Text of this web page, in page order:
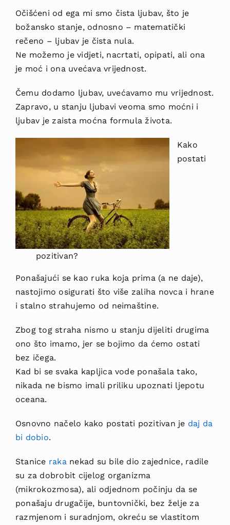
Očišćeni od ega mi smo čista ljubav, što je
božansko stanje, odnosno – matematički
rečeno – ljubav je čista nula.
Ne možemo je vidjeti, nacrtati, opipati, ali ona
je moć i ona uvećava vrijednost.
Čemu dodamo ljubav, uvećavamo mu vrijednost.
Zapravo, u stanju ljubavi veoma smo moćni i
ljubav je zaista moćna formula života.
Kako
postati
pozitivan?
Ponašajući se kao ruka koja prima (a ne daje),
nastojimo osigurati što više zaliha novca i hrane
i stalno strahujemo od neimaštine.
Zbog tog straha nismo u stanju dijeliti drugima
ono što imamo, jer se bojimo da ćemo ostati
bez ičega.
Kad bi se svaka kapljica vode ponašala tako,
nikada ne bismo imali priliku upoznati ljepotu
oceana.
Osnovno načelo kako postati pozitivan je daj da
bi dobio.
Stanice rakanekad su bile dio zajednice, radile
su za dobrobit cijelog organizma
(mikrokozmosa), ali odjednom počinju da se
ponašaju drugačije, buntovnički, bez želje za
razmjenom i suradnjom, okreću se vlastitom